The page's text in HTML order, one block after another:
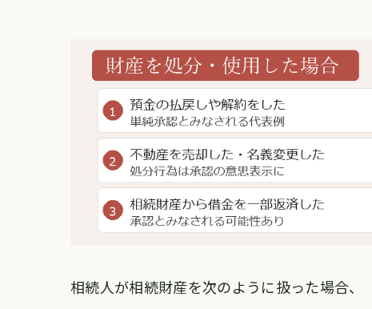
相続人が相続財産を次のように扱った場合、